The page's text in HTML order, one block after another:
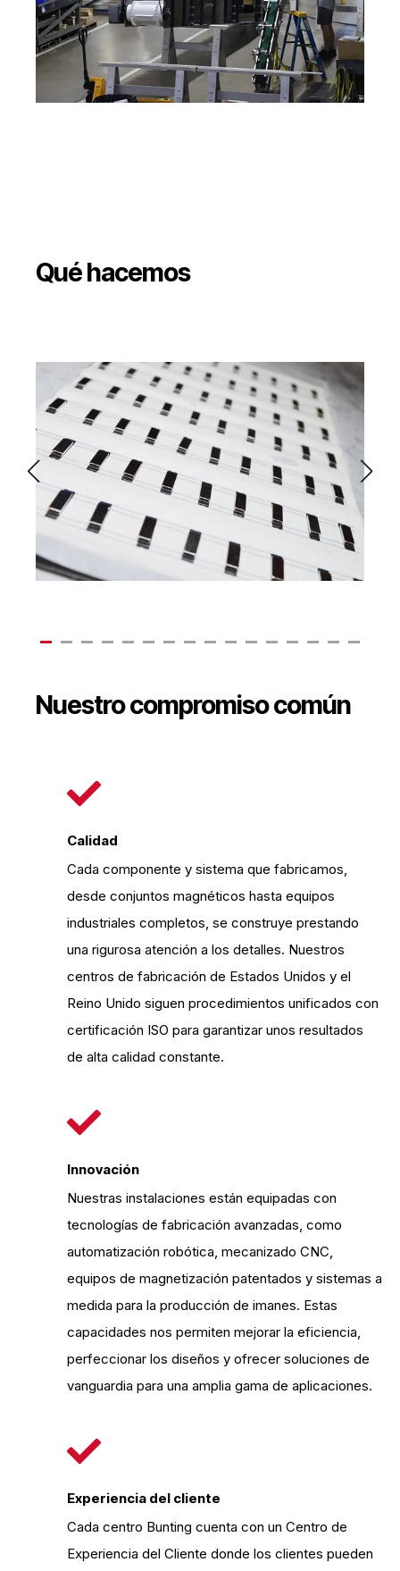
Qué hacemos
Nuestro compromiso común
Calidad
Cada componente y sistema que fabricamos,
desde conjuntos magnéticos hasta equipos
industriales completos, se construye prestando
una rigurosa atención a los detalles. Nuestros
centros de fabricación de Estados Unidos y el
Reino Unido siguen procedimientos unificados con
certificación ISO para garantizar unos resultados
de alta calidad constante.
Innovación
Nuestras instalaciones están equipadas con
tecnologías de fabricación avanzadas, como
automatización robótica, mecanizado CNC,
equipos de magnetización patentados y sistemas a
medida para la producción de imanes. Estas
capacidades nos permiten mejorar la eficiencia,
perfeccionar los diseños y ofrecer soluciones de
vanguardia para una amplia gama de aplicaciones.
Experiencia del cliente
Cada centro Bunting cuenta con un Centro de
Experiencia del Cliente donde los clientes pueden